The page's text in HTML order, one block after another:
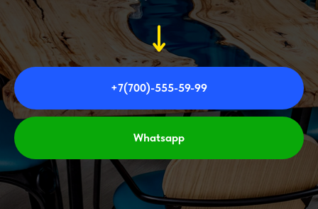
+7(700)-555-59-99
Whatsapp